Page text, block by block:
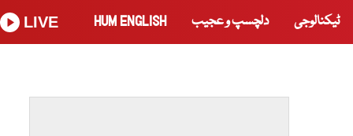
ٹیکنالوجی دلچسپ و عجیب HUM ENGLISH
LIVE